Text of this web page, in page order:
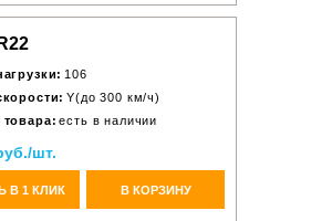
106
Y(до 300 км/ч)
есть в наличии
шт.
В 1 КЛИК В КОРЗИНУ